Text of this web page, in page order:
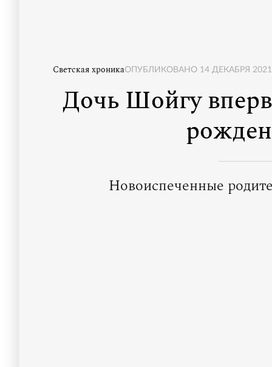
Светская хроникаОПУБЛИКОВАНО 14 ДЕКАБРЯ
Дочь Шойгу
Новоиспеченные